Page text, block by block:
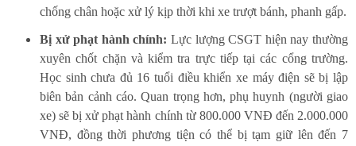
chống chân hoặc xử lý kịp thời khi xe trượt bánh, phanh gấp.
Bị xử phạt hành chính: Lực lượng CSGT hiện nay thường
xuyên chốt chặn và kiểm tra trực tiếp tại các cổng trường.
Học sinh chưa đủ 16 tuổi điều khiển xe máy điện sẽ bị lập
biên bản cảnh cáo. Quan trọng hơn, phụ huynh (người giao
xe) sẽ bị xử phạt hành chính từ 800.000 VNĐ đến 2.000.000
VNĐ, đồng thời phương tiện có thể bị tạm giữ lên đến 7